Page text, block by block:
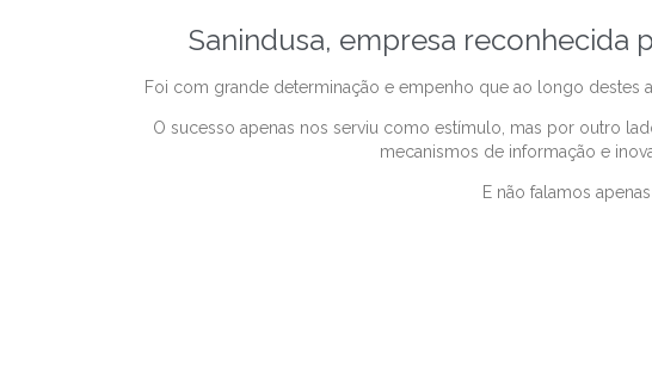
Sanindusa, empresa reconhecida
Foi com grande determinação e empenho que ao longo destes
O sucesso apenas nos serviu como estímulo, mas por outro
mecanismos de informação e
E não falamos